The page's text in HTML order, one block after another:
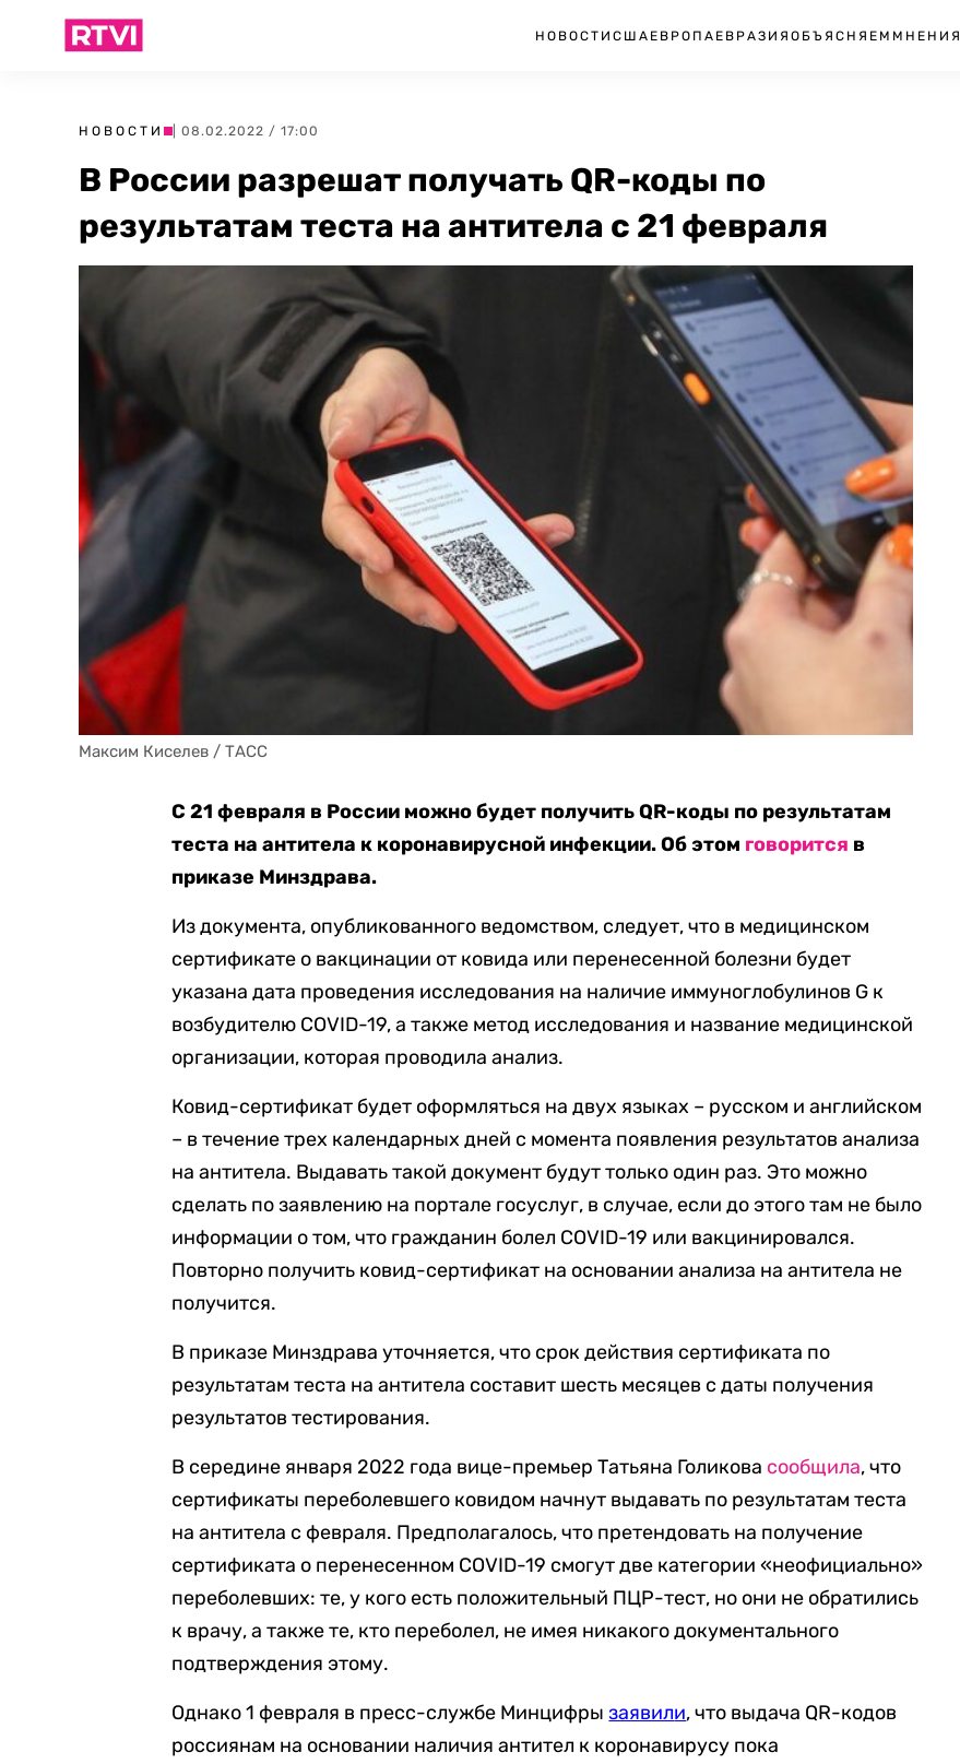
НОВОСТИ США ЕВРОПА ЕВРАЗИЯ ОБЪЯСНЯЕМ МНЕНИЯ
НОВОСТИ | 08.02.2022 / 17:00
В России разрешат получать QR-коды по
результатам теста на антитела с 21 февраля
Максим Киселев / ТАСС
С 21 февраля в России можно будет получить QR-коды по результатам
теста на антитела к коронавирусной инфекции. Об этом говорится в
приказе Минздрава.
Из документа, опубликованного ведомством, следует, что в медицинском
сертификате о вакцинации от ковида или перенесенной болезни будет
указана дата проведения исследования на наличие иммуноглобулинов G к
возбудителю COVID-19, а также метод исследования и название медицинской
организации, которая проводила анализ.
Ковид-сертификат будет оформляться на двух языках – русском и английском
– в течение трех календарных дней с момента появления результатов анализа
на антитела. Выдавать такой документ будут только один раз. Это можно
сделать по заявлению на портале госуслуг, в случае, если до этого там не было
информации о том, что гражданин болел COVID-19 или вакцинировался.
Повторно получить ковид-сертификат на основании анализа на антитела не
получится.
В приказе Минздрава уточняется, что срок действия сертификата по
результатам теста на антитела составит шесть месяцев с даты получения
результатов тестирования.
В середине января 2022 года вице-премьер Татьяна Голикова сообщила, что
сертификаты переболевшего ковидом начнут выдавать по результатам теста
на антитела с февраля. Предполагалось, что претендовать на получение
сертификата о перенесенном COVID-19 смогут две категории «неофициально»
переболевших: те, у кого есть положительный ПЦР-тест, но они не обратились
к врачу, а также те, кто переболел, не имея никакого документального
подтверждения этому.
Однако 1 февраля в пресс-службе Минцифрызаявили, что выдача QR-кодов
россиянам на основании наличия антител к коронавирусу пока